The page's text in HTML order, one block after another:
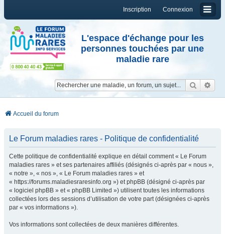
Connexion
Inscription
L'espace d'échange pour les
personnes touchées par une
maladie rare
Accueil du forum
Le Forum maladies rares - Politique de confidentialité
Cette politique de confidentialité explique en détail comment « Le Forum
maladies rares » et ses partenaires affiliés (désignés ci-après par « nous »,
« notre », « nos », « Le Forum maladies rares » et
« https://forums.maladiesraresinfo.org ») et phpBB (désigné ci-après par
« logiciel phpBB » et « phpBB Limited ») utilisent toutes les informations
collectées lors des sessions d’utilisation de votre part (désignées ci-après
par « vos informations »).
Vos informations sont collectées de deux manières différentes.